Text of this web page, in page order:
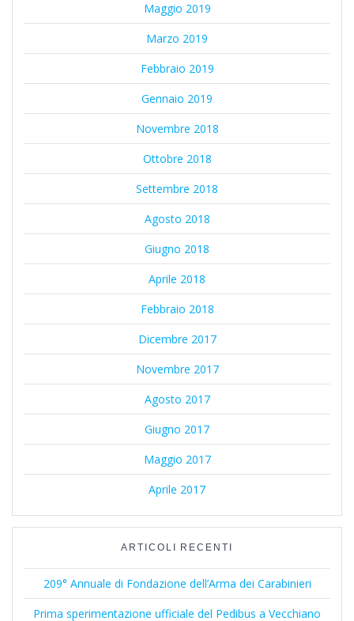
Maggio 2019
Marzo 2019
Febbraio 2019
Gennaio 2019
Novembre 2018
Ottobre 2018
Settembre 2018
Agosto 2018
Giugno 2018
Aprile 2018
Febbraio 2018
Dicembre 2017
Novembre 2017
Agosto 2017
Giugno 2017
Maggio 2017
Aprile 2017
ARTICOLI RECENTI
209° Annuale di Fondazione dell’Arma dei Carabinieri
Prima sperimentazione ufficiale del Pedibus a Vecchiano